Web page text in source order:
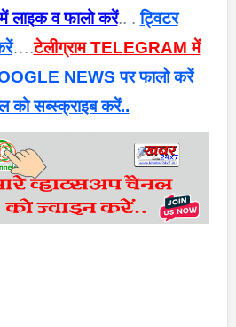
व फालो करें.. .ट्विटर
….टेलीग्राम TELEGRAM में
NEWS पर फालो करें
को सब्स्क्राइब करें..